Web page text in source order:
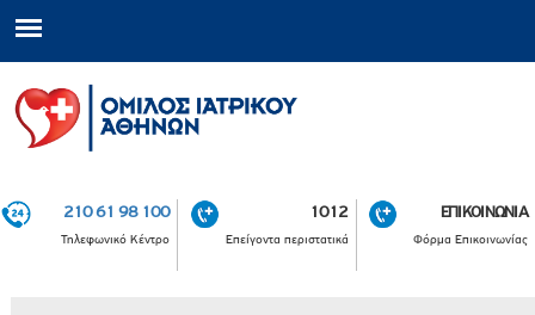
210 61 98 100
Τηλεφωνικό Κέντρο
1012
Επείγοντα περιστατικά
ΕΠΙΚΟΙΝΩΝΙΑ
Φόρμα Επικοινωνίας